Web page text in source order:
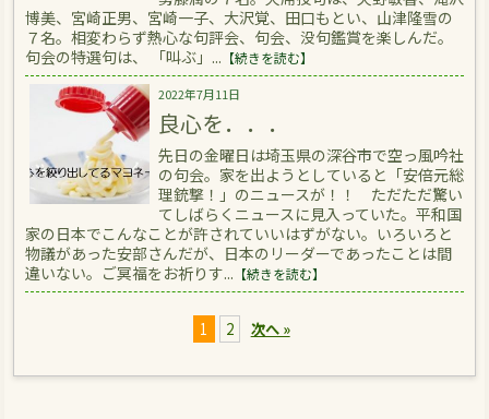
博美、宮崎正男、宮崎一子、大沢覚、田口もとい、山津隆雪の
７名。相変わらず熱心な句評会、句会、没句鑑賞を楽しんだ。
句会の特選句は、 「叫ぶ」... 【続きを読む】
2022年7月11日
良心を．．．
先日の金曜日は埼玉県の深谷市で空っ風吟社
の句会。家を出ようとしていると「安倍元総
理銃撃！」のニュースが！！ ただただ驚い
てしばらくニュースに見入っていた。平和国
家の日本でこんなことが許されていいはずがない。いろいろと
物議があった安部さんだが、日本のリーダーであったことは間
違いない。ご冥福をお祈りす... 【続きを読む】
1 2 次へ »